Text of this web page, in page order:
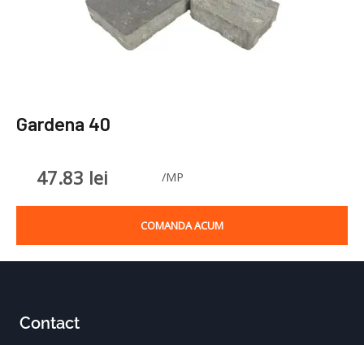
Gardena 40
47.83 lei /MP
COMANDA ACUM
Contact